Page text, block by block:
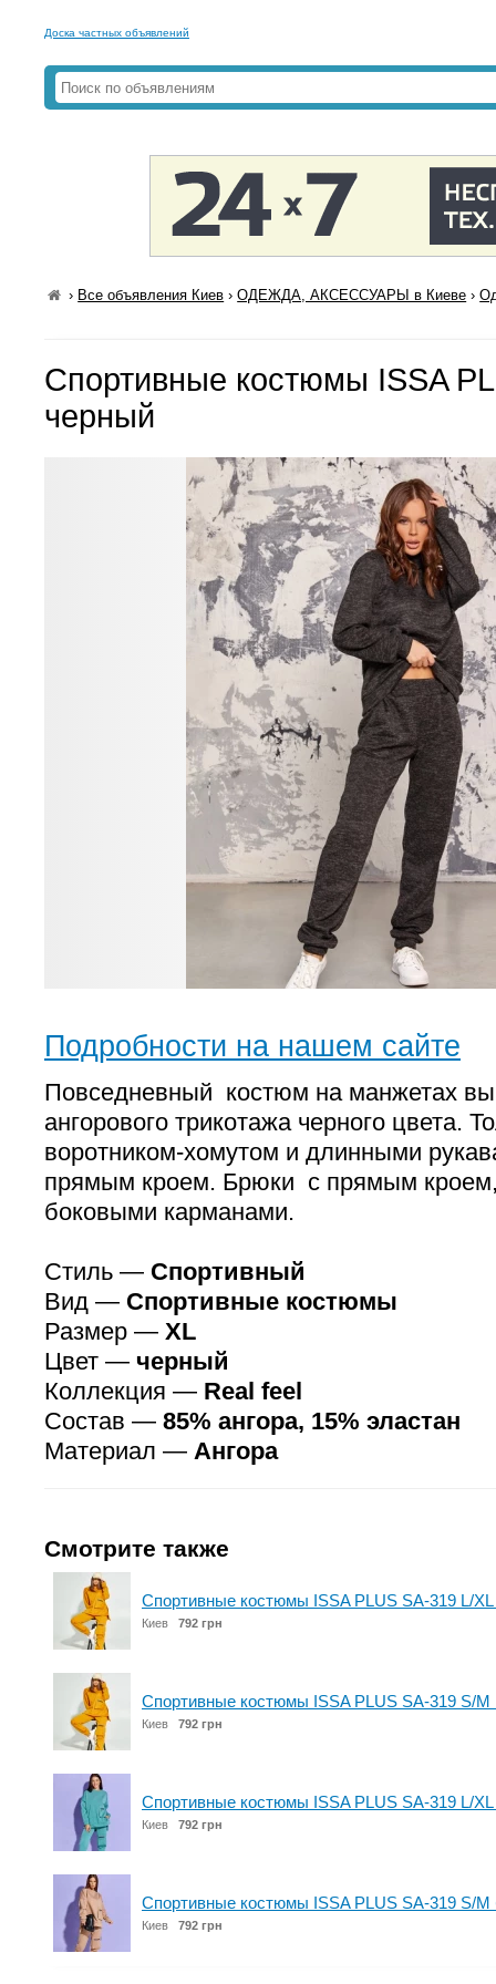
Доска частных объявлений
› Все объявления Киев ›ОДЕЖДА, АКСЕССУАРЫ в Киеве ›
Спортивные костюмы ISSA
черный
Подробности на нашем сайте
Повседневный костюм на манжетах
ангорового трикотажа черного цвета.
воротником-хомутом и длинными
прямым кроем. Брюки с прямым кроем,
боковыми карманами.
Стиль — Спортивный
Вид — Спортивные костюмы
Размер — XL
Цвет — черный
Коллекция — Real feel
Состав — 85% ангора, 15% эластан
Материал — Ангора
Смотрите также
Спортивные костюмы ISSA PLUS SA-319 L/XL
Киев 792 грн
Спортивные костюмы ISSA PLUS SA-319 S/M
Киев 792 грн
Спортивные костюмы ISSA PLUS SA-319 L/
Киев 792 грн
Спортивные костюмы ISSA PLUS SA-319 S/
Киев 792 грн